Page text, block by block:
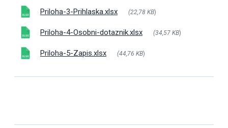
Priloha-3-Prihlaska.xlsx (22,78 KB)
Priloha-4-Osobni-dotaznik.xlsx (34,57 KB)
Priloha-5-Zapis.xlsx (44,76 KB)